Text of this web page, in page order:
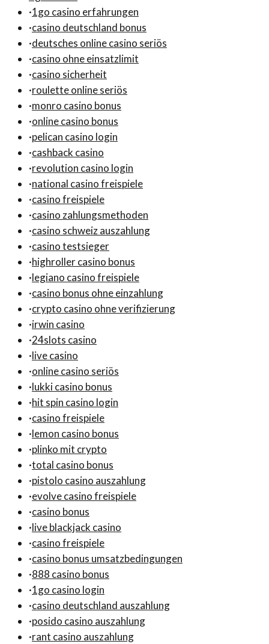
·1go casino erfahrungen
·casino deutschland bonus
·deutsches online casino seriös
·casino ohne einsatzlimit
·casino sicherheit
·roulette online seriös
·monro casino bonus
·online casino bonus
·pelican casino login
·cashback casino
·revolution casino login
·national casino freispiele
·casino freispiele
·casino zahlungsmethoden
·casino schweiz auszahlung
·casino testsieger
·highroller casino bonus
·legiano casino freispiele
·casino bonus ohne einzahlung
·crypto casino ohne verifizierung
·irwin casino
·24slots casino
·live casino
·online casino seriös
·lukki casino bonus
·hit spin casino login
·casino freispiele
·lemon casino bonus
·plinko mit crypto
·total casino bonus
·pistolo casino auszahlung
·evolve casino freispiele
·casino bonus
·live blackjack casino
·casino freispiele
·casino bonus umsatzbedingungen
·888 casino bonus
·1go casino login
·casino deutschland auszahlung
·posido casino auszahlung
·rant casino auszahlung